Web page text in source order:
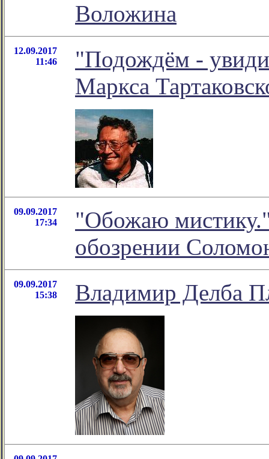
Воложина
12.09.2017
11:46
"Подождём -
Маркса
09.09.2017
17:34
"Обожаю
обозрении
09.09.2017
15:38
Владимир Делба